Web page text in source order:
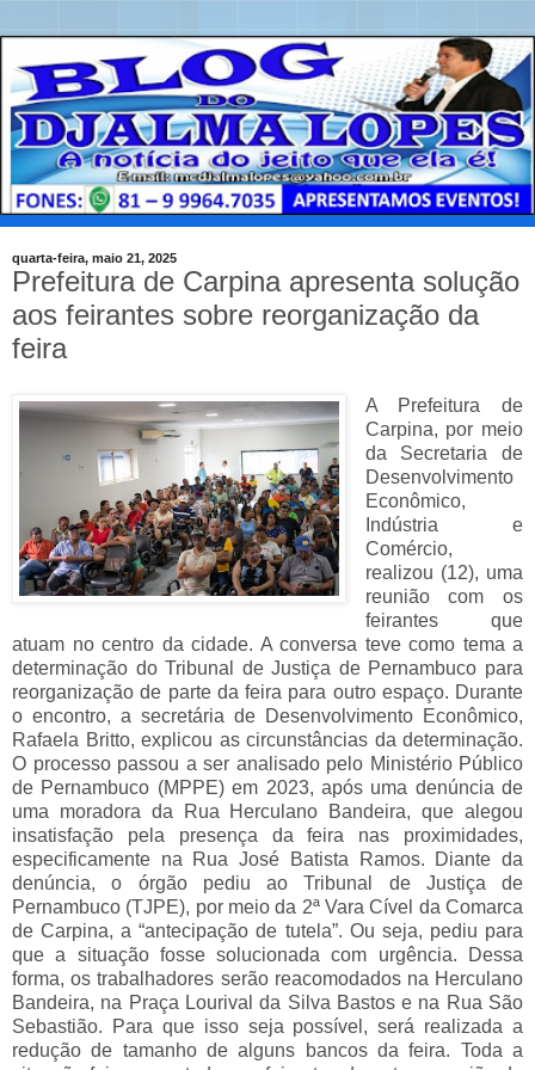
quarta-feira, maio 21, 2025
Prefeitura de Carpina apresenta solução
aos feirantes sobre reorganização da
feira
A Prefeitura de
Carpina, por meio
da Secretaria de
Desenvolvimento
Econômico,
Indústria e
Comércio,
realizou (12), uma
reunião com os
feirantes que
atuam no centro da cidade. A conversa teve como tema a
determinação do Tribunal de Justiça de Pernambuco para
reorganização de parte da feira para outro espaço. Durante
o encontro, a secretária de Desenvolvimento Econômico,
Rafaela Britto, explicou as circunstâncias da determinação.
O processo passou a ser analisado pelo Ministério Público
de Pernambuco (MPPE) em 2023, após uma denúncia de
uma moradora da Rua Herculano Bandeira, que alegou
insatisfação pela presença da feira nas proximidades,
especificamente na Rua José Batista Ramos. Diante da
denúncia, o órgão pediu ao Tribunal de Justiça de
Pernambuco (TJPE), por meio da 2ª Vara Cível da Comarca
de Carpina, a “antecipação de tutela”. Ou seja, pediu para
que a situação fosse solucionada com urgência.
Dessa
forma, os trabalhadores serão reacomodados na Herculano
Bandeira, na Praça Lourival da Silva Bastos e na Rua São
Sebastião. Para que isso seja possível, será realizada a
redução de tamanho de alguns bancos da feira. Toda a